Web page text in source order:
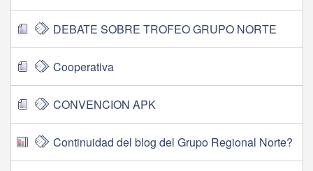
DEBATE SOBRE TROFEO GRUPO NORTE
Cooperativa
CONVENCION APK
Continuidad del blog del Grupo Regional Norte?